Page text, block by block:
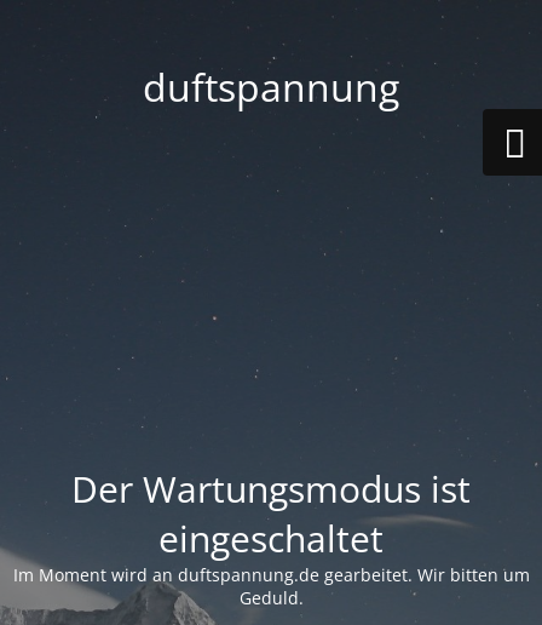
duftspannung
Der Wartungsmodus ist
eingeschaltet
Im Moment wird an duftspannung.de gearbeitet. Wir bitten um
Geduld.